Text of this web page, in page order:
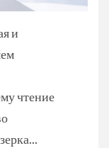
и
чтение